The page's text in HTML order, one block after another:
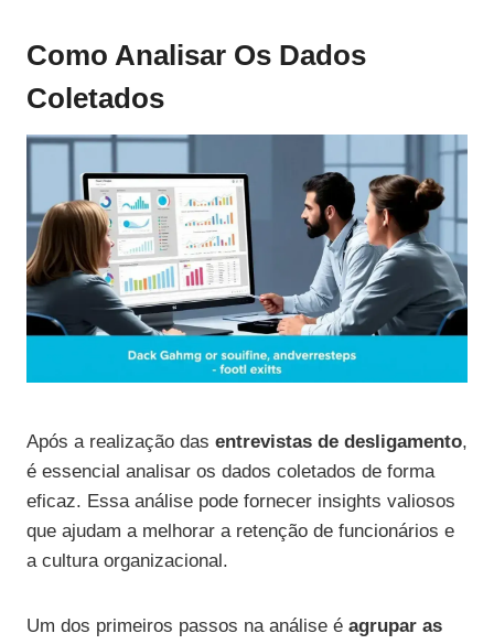
Como Analisar Os Dados
Coletados
Após a realização das entrevistas de desligamento,
é essencial analisar os dados coletados de forma
eficaz. Essa análise pode fornecer insights valiosos
que ajudam a melhorar a retenção de funcionários e
a cultura organizacional.
Um dos primeiros passos na análise é agrupar as